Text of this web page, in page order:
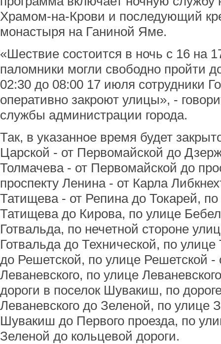
Храмом-на-Крови и последующий
монастыря на Ганиной Яме.
«Шествие состоится в ночь с 16 на
паломники могли свободно пройти
02:30 до 08:00 17 июля сотрудники
оперативно закроют улицы», -
службы администрации города.
Так, в указанное время будет
Царской - от Первомайской до
Толмачева - от Первомайской до
проспекту Ленина - от Карла
Татищева - от Репина до Токарей,
Татищева до Кирова, по улице
Готвальда, по нечетной стороне
Готвальда до Технической, по
до Решетской, по улице Решетской -
Леваневского, по улице
дороги в поселок Шувакиш, по
Леваневского до Зеленой, по улице
Шувакиш до Первого проезда, по
Зеленой до кольцевой дороги.